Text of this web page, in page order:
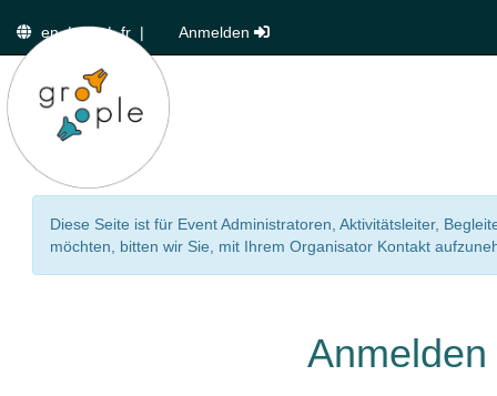
en|de|fr | Anmelden
Diese Seite ist für Event Administratoren, Aktivitätsleiter,
möchten, bitten wir Sie, mit Ihrem Organisator Kontakt
Anmelden